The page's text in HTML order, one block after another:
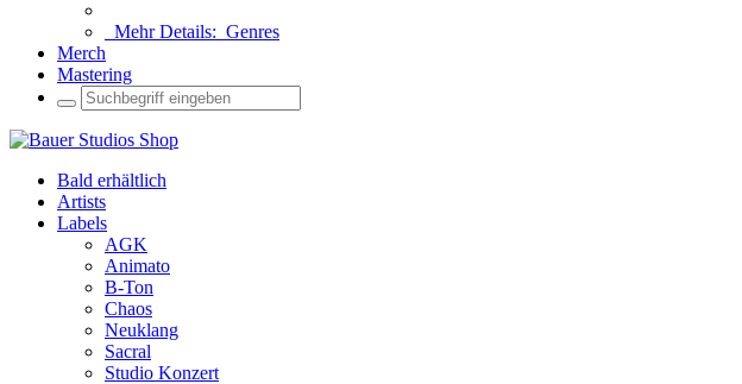
Mehr Details: Genres
Merch
Mastering
Bald erhältlich
Artists
Labels
AGK
Animato
B-Ton
Chaos
Neuklang
Sacral
Studio Konzert